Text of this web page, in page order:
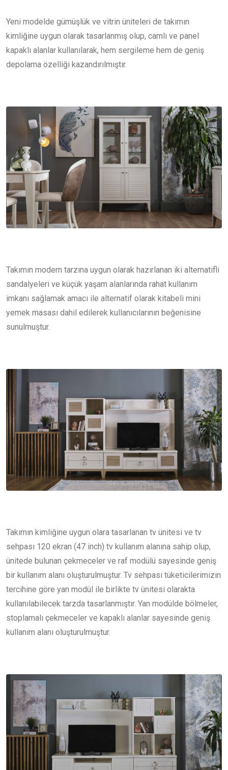
Yeni modelde gümüşlük ve vitrin üniteleri de takımın
kimliğine uygun olarak tasarlanmış olup, camlı ve panel
kapaklı alanlar kullanılarak, hem sergileme hem de geniş
depolama özelliği kazandırılmıştır.
Takımın modern tarzına uygun olarak hazırlanan iki alternatifli
sandalyeleri ve küçük yaşam alanlarında rahat kullanım
imkanı sağlamak amacı ile alternatif olarak kitabeli mini
yemek masası dahil edilerek kullanıcılarının beğenisine
sunulmuştur.
Takımın kimliğine uygun olara tasarlanan tv ünitesi ve tv
sehpası 120 ekran (47 inch) tv kullanım alanına sahip olup,
ünitede bulunan çekmeceler ve raf modülü sayesinde geniş
bir kullanım alanı oluşturulmuştur. Tv sehpası tüketicilerimizin
tercihine göre yan modül ile birlikte tv ünitesi olarakta
kullanılabilecek tarzda tasarlanmıştır. Yan modülde bölmeler,
stoplamalı çekmeceler ve kapaklı alanlar sayesinde geniş
kullanım alanı oluşturulmuştur.